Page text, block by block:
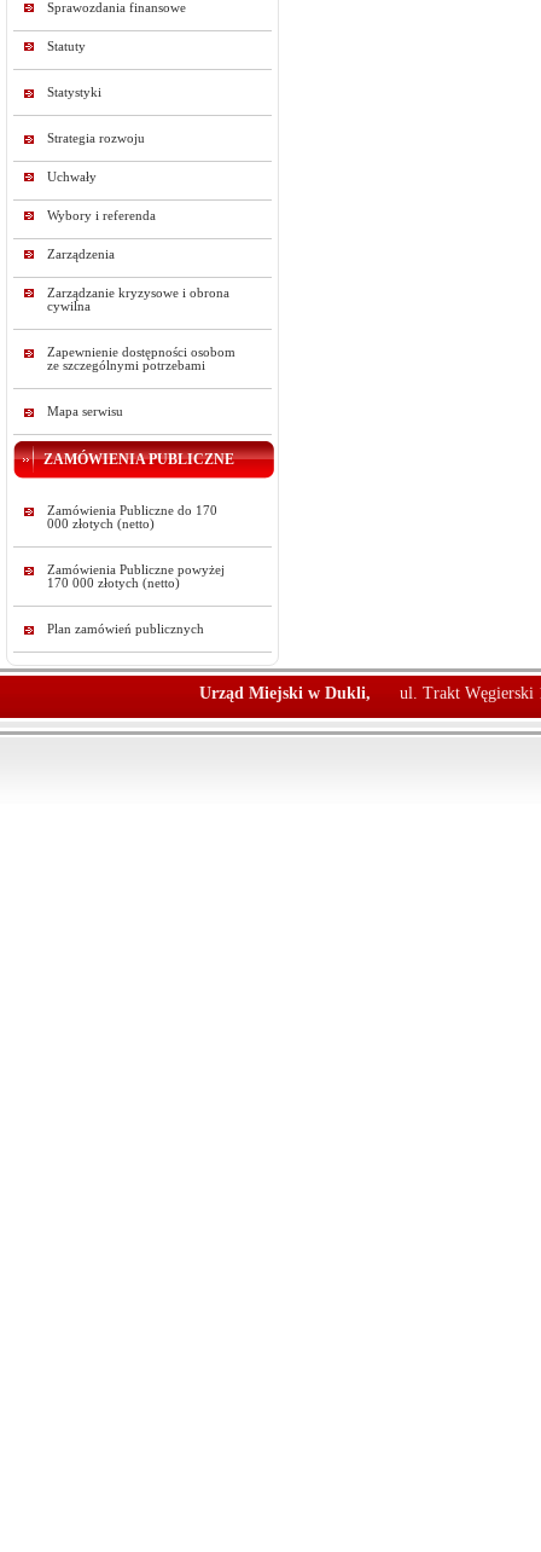
Sprawozdania finansowe
Statuty
Statystyki
Strategia rozwoju
Uchwały
Wybory i referenda
Zarządzenia
Zarządzanie kryzysowe i obrona
cywilna
Zapewnienie dostępności osobom
ze szczególnymi potrzebami
Mapa serwisu
ZAMÓWIENIA PUBLICZNE
Zamówienia Publiczne do 170
000 złotych (netto)
Zamówienia Publiczne powyżej
170 000 złotych (netto)
Plan zamówień publicznych
Urząd Miejski w Dukli, ul. Trakt Węgierski